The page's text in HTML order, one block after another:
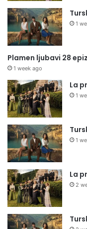
1
Plamen ljubavi 28
1 week ago
La
1
1
La
2